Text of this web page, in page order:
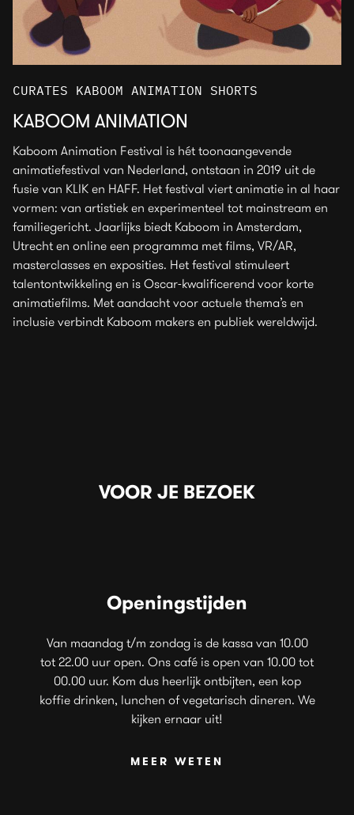
KABOOM ANIMATION
CURATES KABOOM ANIMATION SHORTS
Kaboom Animation Festival is hét toonaangevende
animatiefestival van Nederland, ontstaan in 2019 uit de
fusie van KLIK en HAFF. Het festival viert animatie in al haar
vormen: van artistiek en experimenteel tot mainstream en
familiegericht. Jaarlijks biedt Kaboom in Amsterdam,
Utrecht en online een programma met films, VR/AR,
masterclasses en exposities. Het festival stimuleert
talentontwikkeling en is Oscar-kwalificerend voor korte
animatiefilms. Met aandacht voor actuele thema’s en
inclusie verbindt Kaboom makers en publiek wereldwijd.
VOOR JE BEZOEK
Openingstijden
Van maandag t/m zondag is de kassa van 10.00
tot 22.00 uur open. Ons café is open van 10.00 tot
00.00 uur. Kom dus heerlijk ontbijten, een kop
koffie drinken, lunchen of vegetarisch dineren. We
kijken ernaar uit!
MEER WETEN